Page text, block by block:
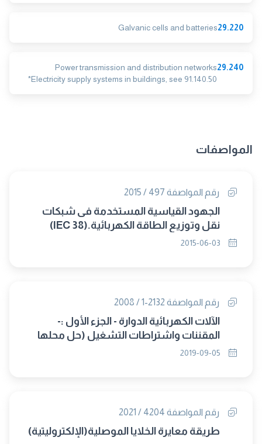
29.220
Galvanic cells and batteries
29.240
Power transmission and distribution networks
*Electricity supply systems in buildings, see 91.140.50
المواصفات
رقم المواصفة 497 / 2015
الجهود القياسية المستخدمة فى شبكات
نقل وتوزيع الطاقة الكهربائية.(IEC 38)
رقم المواصفة 2132-1 / 2008
الآلات الكهربائية الدوارة - الجزء الأول :-
المقننات واشتراطات التشغيل (حل محلها
8268/2019)
رقم المواصفة 4204 / 2021
طريقة معايرة الخلايا الموصلية(الإلكتروليتية)